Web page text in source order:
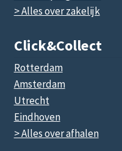
> Alles over zakelijk
Click&collect
Rotterdam
Amsterdam
Utrecht
Eindhoven
> Alles over afhalen